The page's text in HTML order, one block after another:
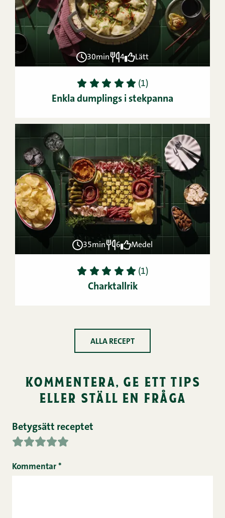
30min 4 Lätt
1 2 3 4 5 (1)
Enkla dumplings i stekpanna
35min 6 Medel
1 2 3 4 5 (1)
Charktallrik
ALLA RECEPT
kommentera, ge ett tips
eller ställ en fråga
Betygsätt receptet
Kommentar *